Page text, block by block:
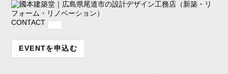
CONTACT
EVENTを申込む